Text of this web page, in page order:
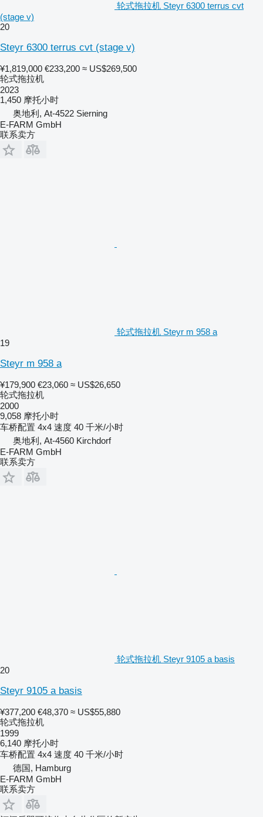
轮式拖拉机 Steyr 6300 terrus cvt
(stage v)
20
Steyr 6300 terrus cvt (stage v)
¥1,819,000 €233,200 ≈ US$269,500
轮式拖拉机
2023
1,450 摩托小时
奥地利, At-4522 Sierning
E-FARM GmbH
联系卖方
轮式拖拉机 Steyr m 958 a
19
Steyr m 958 a
¥179,900 €23,060 ≈ US$26,650
轮式拖拉机
2000
9,058 摩托小时
车桥配置 4x4 速度 40 千米/小时
奥地利, At-4560 Kirchdorf
E-FARM GmbH
联系卖方
轮式拖拉机 Steyr 9105 a basis
20
Steyr 9105 a basis
¥377,200 €48,370 ≈ US$55,880
轮式拖拉机
1999
6,140 摩托小时
车桥配置 4x4 速度 40 千米/小时
德国, Hamburg
E-FARM GmbH
联系卖方